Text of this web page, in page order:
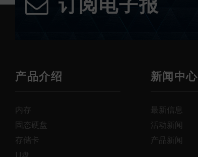
订阅电子报
产品介绍
内存
固态硬盘
存储卡
U盘
新闻中心
最新信息
活动新闻
产品新闻